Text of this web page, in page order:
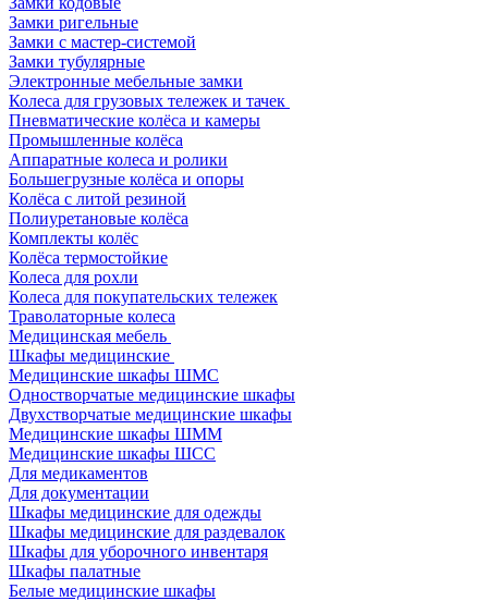
Замки ригельные
Замки с мастер-системой
Замки тубулярные
Электронные мебельные замки
Колеса для грузовых тележек и тачек
Пневматические колёса и камеры
Промышленные колёса
Аппаратные колеса и ролики
Большегрузные колёса и опоры
Колёса с литой резиной
Полиуретановые колёса
Комплекты колёс
Колёса термостойкие
Колеса для рохли
Колеса для покупательских тележек
Траволаторные колеса
Медицинская мебель
Шкафы медицинские
Медицинские шкафы ШМС
Одностворчатые медицинские шкафы
Двухстворчатые медицинские шкафы
Медицинские шкафы ШММ
Медицинские шкафы ШСС
Для медикаментов
Для документации
Шкафы медицинские для одежды
Шкафы медицинские для раздевалок
Шкафы для уборочного инвентаря
Шкафы палатные
Белые медицинские шкафы